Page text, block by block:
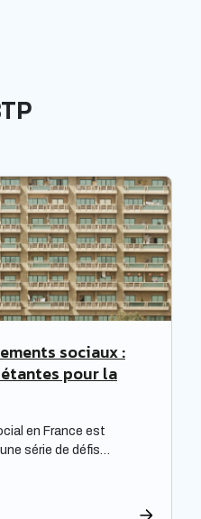
sociaux :
pour la
en France est
série de défis
de rénovation, mais